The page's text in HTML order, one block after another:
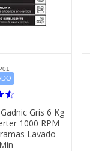
Gris 6 Kg
1000 RPM
Lavado